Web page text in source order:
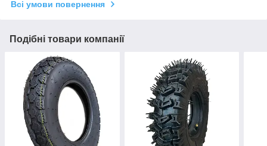
Всі умови повернення
Подібні товари компанії